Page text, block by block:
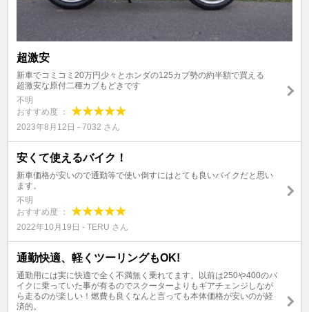
超激安
新車でコミコミ20万円少々とホンダの125カブ勢の約半額で買える
超激安な原付二種カブもどきです
不明
おすすめ度 ：
2023年8月12日 - 7032 さん
安くて使えるバイク！
新車価格が安いので通勤等で使い倒すにはとても良いバイクだと思い
ます。
不明
おすすめ度 ：
2022年10月19日 - TERU さん
通勤快適、軽くツーリングもOK!
通勤用には実に快適で全く不満無く乗れてます。以前は250や400のバ
イクに乗っていた事が有るのでスクーターよりもギアチェンジしなが
ら走るのが楽しい！燃費も良くなんと言っても本体価格が安いのが経
済的。